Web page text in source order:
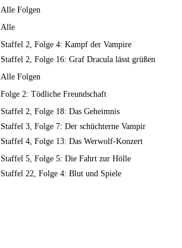
Alle Folgen
Alle
Staffel 2, Folge 4: Kampf der Vampire
Staffel 2, Folge 16: Graf Dracula lässt grüßen
Alle Folgen
Folge 2: Tödliche Freundschaft
Staffel 2, Folge 18: Das Geheimnis
Staffel 3, Folge 7: Der schüchterne Vampir
Staffel 4, Folge 13: Das Werwolf-Konzert
Staffel 5, Folge 5: Die Fahrt zur Hölle
Staffel 22, Folge 4: Blut und Spiele